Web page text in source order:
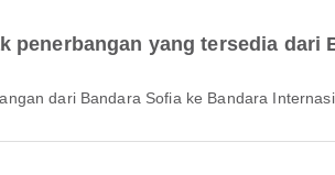
penerbangan yang tersedia dari
dari Bandara Sofia ke Bandara